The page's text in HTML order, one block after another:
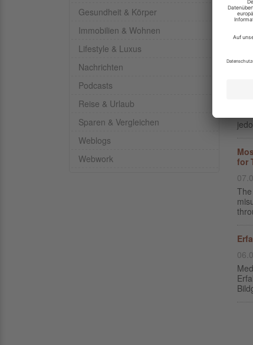
Gesundheit & Körper
Immobilien & Wohnen
Lifestyle & Luxus
Nachrichten
Podcasts
Reise & Urlaub
Sparen & Vergleichen
Weblogs
Webwork
for